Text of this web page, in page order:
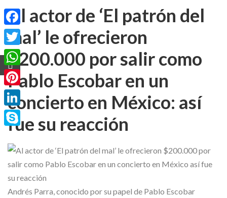
Al actor de ‘El patrón del
mal’ le ofrecieron
$200.000 por salir como
Pablo Escobar en un
concierto en México: así
fue su reacción
Andrés Parra, conocido por su papel de Pablo Escobar
Facebook
Twitter
WhatsApp
Pinterest
LinkedIn
Skype